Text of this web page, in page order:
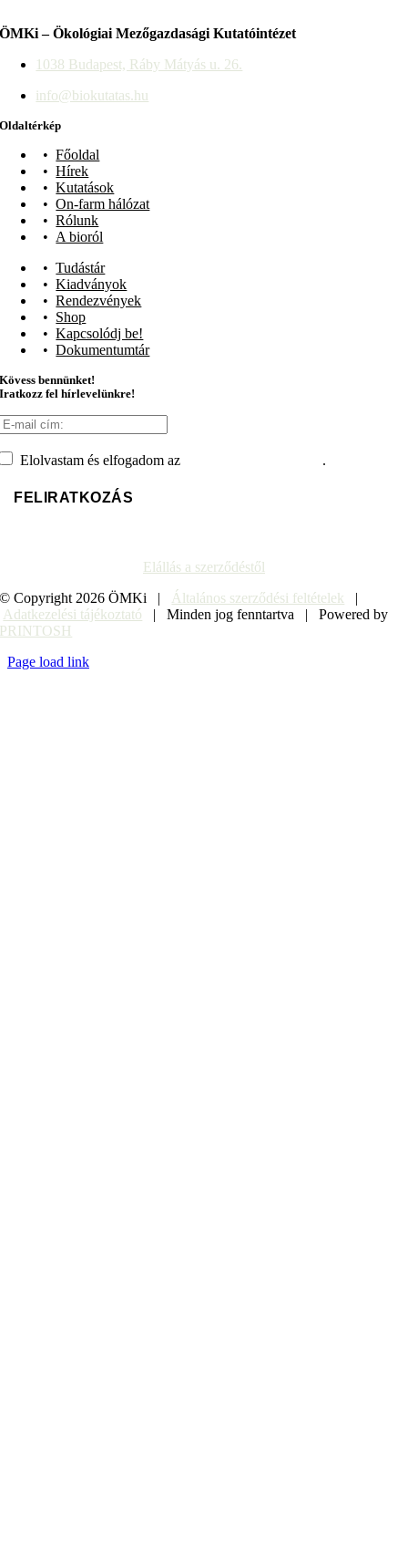
ÖMKi – Ökológiai Mezőgazdasági Kutatóintézet
1038 Budapest, Ráby Mátyás u. 26.
info@biokutatas.hu
Oldaltérkép
Főoldal
Hírek
Kutatások
On-farm hálózat
Rólunk
A bioról
Tudástár
Kiadványok
Rendezvények
Shop
Kapcsolódj be!
Dokumentumtár
Kövess bennünket!
Iratkozz fel hírlevelünkre!
Elolvastam és elfogadom az .
Elállás a szerződéstől
© Copyright 2026 ÖMKi | Általános szerződési feltételek |
Adatkezelési tájékoztató | Minden jog fenntartva | Powered by
PRINTOSH
Page load link